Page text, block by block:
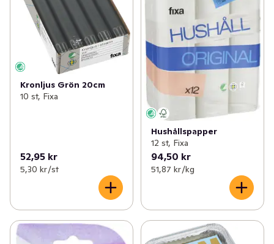
Kronljus Grön 20cm
10 st, Fixa
52,95 kr
5,30 kr /st
Hushållspapper
12 st, Fixa
94,50 kr
51,87 kr /kg